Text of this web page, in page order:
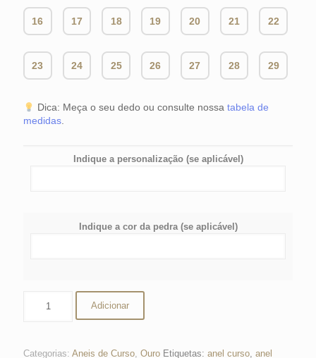
16 17 18 19 20 21 22
23 24 25 26 27 28 29
Dica: Meça o seu dedo ou consulte nossa tabela de
medidas.
Indique a personalização (se aplicável)
Indique a cor da pedra (se aplicável)
Curso
Adicionar
Categorias: Aneis de Curso, Ouro Etiquetas: anel curso, anel